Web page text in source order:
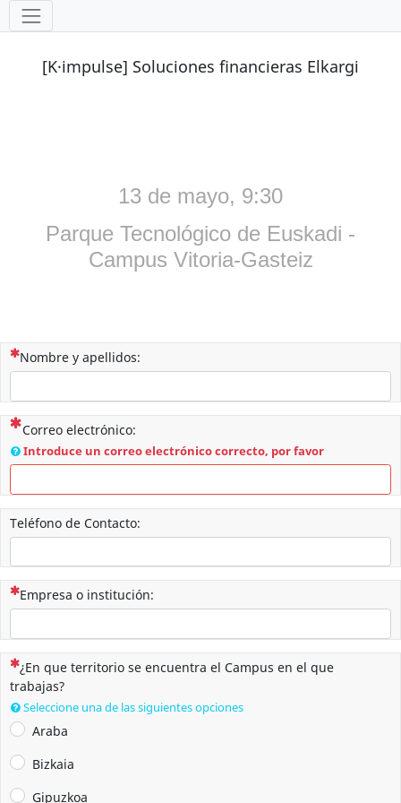
Herramientas
[K·impulse] Soluciones financieras Elkargi
13 de mayo, 9:30
Parque Tecnológico de Euskadi -
Campus Vitoria-Gasteiz
(Esta pregunta es obligatoria)
Nombre y apellidos:
(Esta pregunta es obligatoria)
Correo electrónico:
Introduce un correo electrónico correcto, por favor
Teléfono de Contacto:
(Esta pregunta es obligatoria)
Empresa o institución:
(Esta pregunta es obligatoria)
¿En que territorio se encuentra el Campus en el que
trabajas?
Seleccione una de las siguientes opciones
Araba
Bizkaia
Gipuzkoa